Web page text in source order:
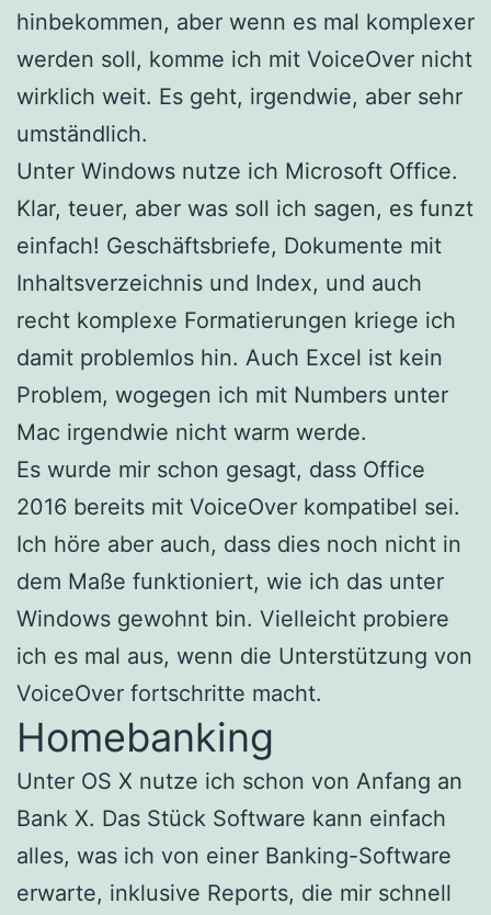
hinbekommen, aber wenn es mal komplexer
werden soll, komme ich mit VoiceOver nicht
wirklich weit. Es geht, irgendwie, aber sehr
umständlich.
Unter Windows nutze ich Microsoft Office.
Klar, teuer, aber was soll ich sagen, es funzt
einfach! Geschäftsbriefe, Dokumente mit
Inhaltsverzeichnis und Index, und auch
recht komplexe Formatierungen kriege ich
damit problemlos hin. Auch Excel ist kein
Problem, wogegen ich mit Numbers unter
Mac irgendwie nicht warm werde.
Es wurde mir schon gesagt, dass Office
2016 bereits mit VoiceOver kompatibel sei.
Ich höre aber auch, dass dies noch nicht in
dem Maße funktioniert, wie ich das unter
Windows gewohnt bin. Vielleicht probiere
ich es mal aus, wenn die Unterstützung von
VoiceOver fortschritte macht.
Homebanking
Unter OS X nutze ich schon von Anfang an
Bank X. Das Stück Software kann einfach
alles, was ich von einer Banking-Software
erwarte, inklusive Reports, die mir schnell